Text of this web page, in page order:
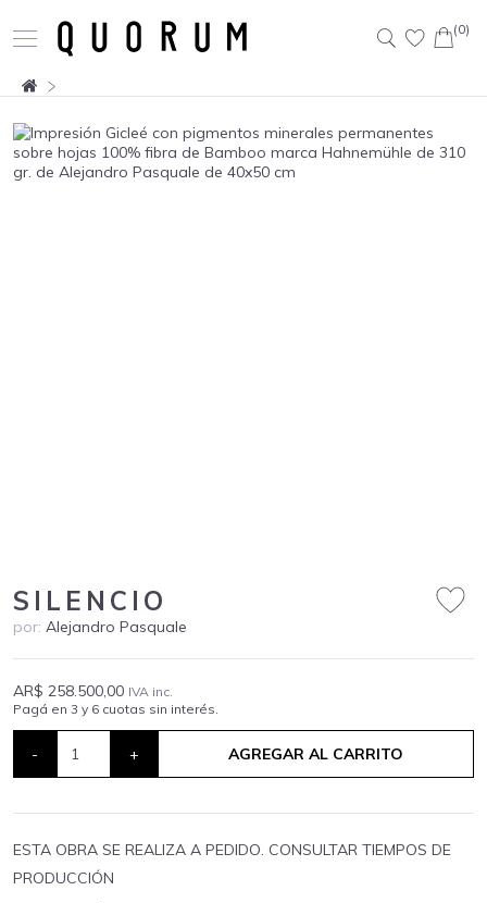
Buscar:
(0)
SILENCIO
por: Alejandro Pasquale
AR$ 258.500,00 IVA inc.
Pagá en 3 y 6 cuotas sin interés.
- + AGREGAR AL CARRITO
ESTA OBRA SE REALIZA A PEDIDO. CONSULTAR TIEMPOS DE
PRODUCCIÓN